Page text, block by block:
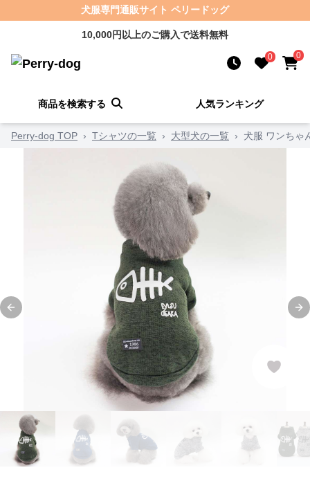
犬服専門通販サイト ペリードッグ
10,000円以上のご購入で送料無料
0 0
商品を検索する 人気ランキング
Perry-dog TOP › Tシャツの一覧 › 大型犬の一覧 › 犬服 ワンちゃ
Previous slide